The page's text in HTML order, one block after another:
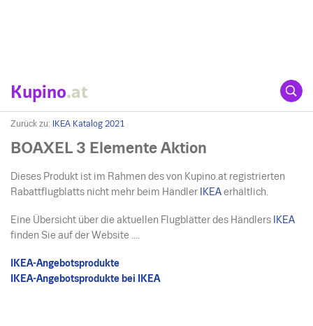
Kupino.at
Zurück zu: IKEA Katalog 2021
BOAXEL 3 Elemente Aktion
Dieses Produkt ist im Rahmen des von Kupino.at registrierten
Rabattflugblatts nicht mehr beim Händler IKEAerhältlich.
Eine Übersicht über die aktuellen Flugblätter des Händlers IKEA
finden Sie auf der Website ....
IKEA-Angebotsprodukte
IKEA-Angebotsprodukte bei IKEA